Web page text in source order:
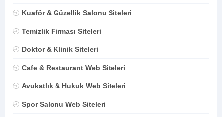
Kuaför & Güzellik Salonu Siteleri
Temizlik Firması Siteleri
Doktor & Klinik Siteleri
Cafe & Restaurant Web Siteleri
Avukatlık & Hukuk Web Siteleri
Spor Salonu Web Siteleri